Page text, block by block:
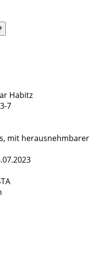
Habitz
7
mit herausnehmbarer